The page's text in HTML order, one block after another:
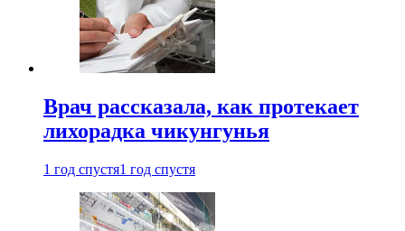
Врач рассказала, как протекает
лихорадка чикунгунья
1 год спустя1 год спустя